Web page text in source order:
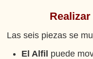
Las seis piezas se
El Alfil puede